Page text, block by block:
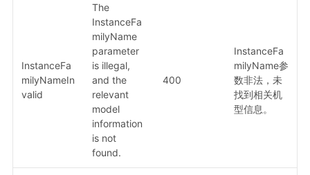
InstanceFa
milyNameIn
valid
The
InstanceFa
milyName
parameter
is illegal,
and the
relevant
model
information
is not
found.
400
InstanceFa
milyName参
数非法，未
找到相关机
型信息。